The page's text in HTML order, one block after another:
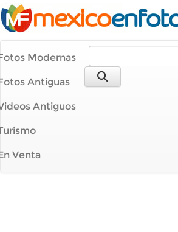
Modernas
Antiguas
Antiguos
Venta